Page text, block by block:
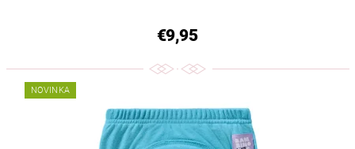
€9,95
NOVINKA